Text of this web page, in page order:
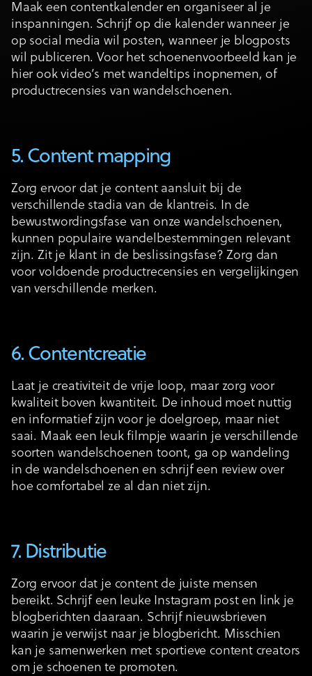
Maak een contentkalender en organiseer al je
inspanningen. Schrijf op die kalender wanneer je
op social media wil posten, wanneer je blogposts
wil publiceren. Voor het schoenenvoorbeeld kan je
hier ook video’s met wandeltips inopnemen, of
productrecensies van wandelschoenen.
5. Content mapping
Zorg ervoor dat je content aansluit bij de
verschillende stadia van de klantreis. In de
bewustwordingsfase van onze wandelschoenen,
kunnen populaire wandelbestemmingen relevant
zijn. Zit je klant in de beslissingsfase? Zorg dan
voor voldoende productrecensies en vergelijkingen
van verschillende merken.
6. Contentcreatie
Laat je creativiteit de vrije loop, maar zorg voor
kwaliteit boven kwantiteit. De inhoud moet nuttig
en informatief zijn voor je doelgroep, maar niet
saai. Maak een leuk filmpje waarin je verschillende
soorten wandelschoenen toont, ga op wandeling
in de wandelschoenen en schrijf een review over
hoe comfortabel ze al dan niet zijn.
7. Distributie
Zorg ervoor dat je content de juiste mensen
bereikt. Schrijf een leuke Instagram post en link je
blogberichten daaraan. Schrijf nieuwsbrieven
waarin je verwijst naar je blogbericht. Misschien
kan je samenwerken met sportieve content creators
om je schoenen te promoten.